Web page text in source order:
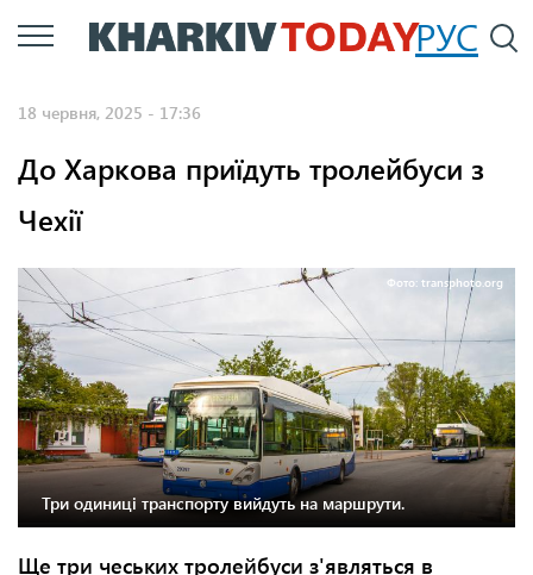
Перейти
до
РУС
18 червня, 2025 - 17:36
До Харкова приїдуть тролейбуси з
Чехії
Фото: transphoto.org
Три одиниці транспорту вийдуть на маршрути.
Ще три чеських тролейбуси з'являться в